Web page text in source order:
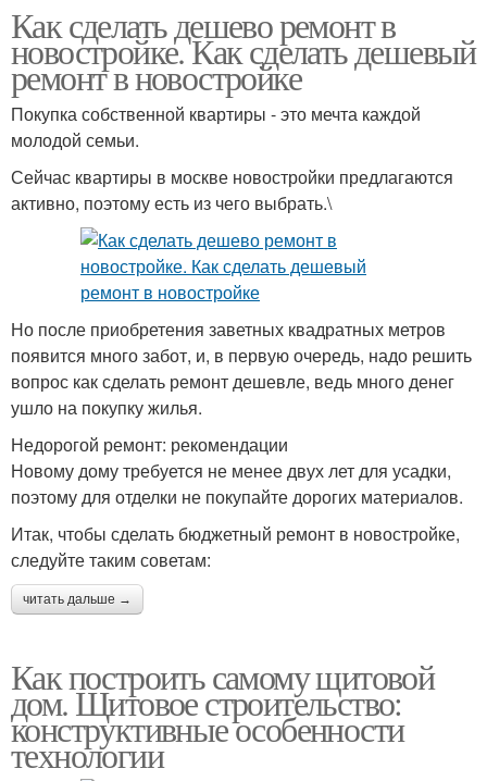
Как сделать дешево ремонт в
новостройке. Как сделать дешевый
ремонт в новостройке
Покупка собственной квартиры - это мечта каждой
молодой семьи.
Сейчас квартиры в москве новостройки предлагаются
активно, поэтому есть из чего выбрать.\
Но после приобретения заветных квадратных метров
появится много забот, и, в первую очередь, надо решить
вопрос как сделать ремонт дешевле, ведь много денег
ушло на покупку жилья.
Недорогой ремонт: рекомендации
Новому дому требуется не менее двух лет для усадки,
поэтому для отделки не покупайте дорогих материалов.
Итак, чтобы сделать бюджетный ремонт в новостройке,
следуйте таким советам:
читать дальше →
Как построить самому щитовой
дом. Щитовое строительство:
конструктивные особенности
технологии